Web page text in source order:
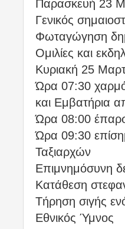
Παρασκευή 23
Γενικός
Φωταγώγηση
Ομιλίες και
Κυριακή 25
Ώρα 07:30
και Εμβατήρια
Ώρα 08:00
Ώρα 09:30
Ταξιαρχών
Επιμνημόσυνη
Κατάθεση
Τήρηση σιγής
Εθνικός Ύμνος